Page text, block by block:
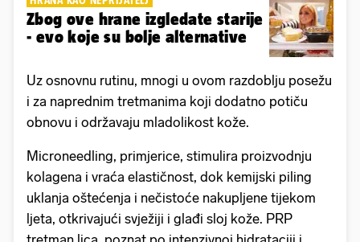
Zbog ove hrane izgledate starije
- evo koje su bolje alternative
Uz osnovnu rutinu, mnogi u ovom razdoblju posežu
i za naprednim tretmanima koji dodatno potiču
obnovu i održavaju mladolikost kože.
Microneedling, primjerice, stimulira proizvodnju
kolagena i vraća elastičnost, dok kemijski piling
uklanja oštećenja i nečistoće nakupljene tijekom
ljeta, otkrivajući svježiji i glađi sloj kože. PRP